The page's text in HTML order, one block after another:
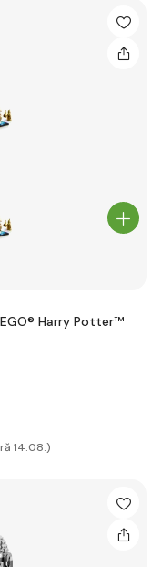
Harry Potter™
14.08.)